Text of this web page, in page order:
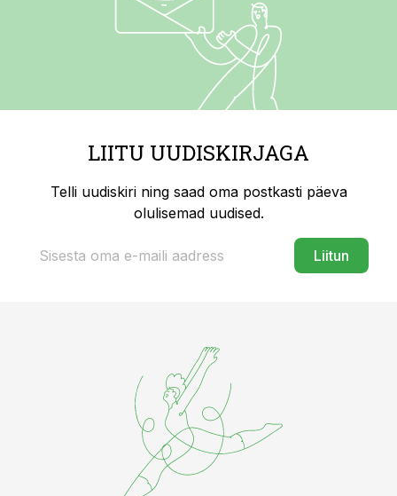
LIITU UUDISKIRJAGA
Telli uudiskiri ning saad oma postkasti päeva
olulisemad uudised.
Liitun